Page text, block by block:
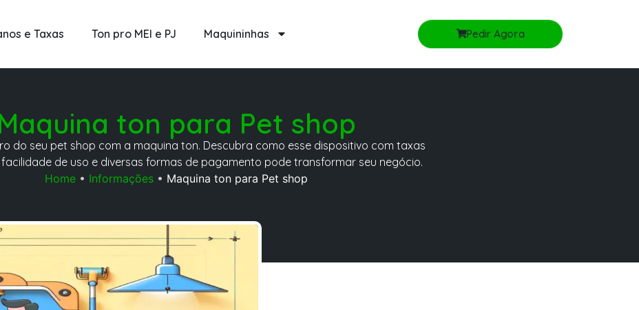
e Taxas Ton pro MEI e PJ Maquininhas Pedir Agora
ton para Pet shop
do seu pet shop com a maquina ton. Descubra como esse dispositivo com taxas
de uso e diversas formas de pagamento pode transformar seu negócio.
Home • Informações • Maquina ton para Pet shop